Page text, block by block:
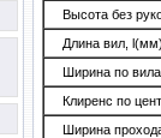
Высота без
Длина вил, l(мм)
Ширина по
Клиренс по
Ширина